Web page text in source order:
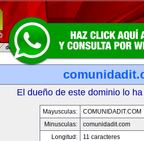
El dueño de este dominio lo
Mayusculas:
COMUNIDADIT.COM
Minusculas:
comunidadit.com
Longitud:
11 caracteres